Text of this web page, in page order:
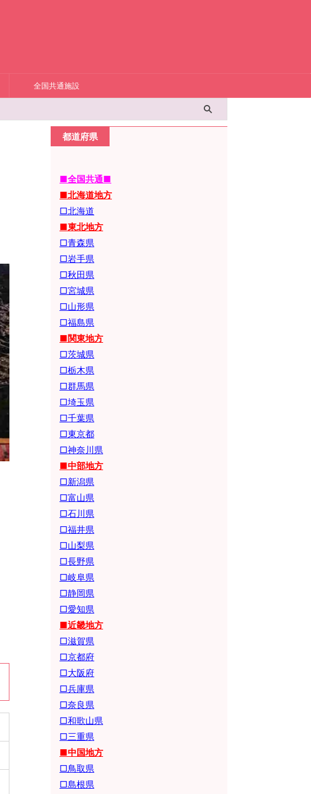
全国共通施設
都道府県
■全国共通■
■北海道地方
□北海道
■東北地方
□青森県
□岩手県
□秋田県
□宮城県
□山形県
□福島県
■関東地方
□茨城県
□栃木県
□群馬県
□埼玉県
□千葉県
□東京都
□神奈川県
■中部地方
□新潟県
□富山県
□石川県
□福井県
□山梨県
□長野県
□岐阜県
□静岡県
□愛知県
■近畿地方
□滋賀県
□京都府
□大阪府
□兵庫県
□奈良県
□和歌山県
□三重県
■中国地方
□鳥取県
□島根県